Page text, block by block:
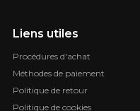
Liens utiles
Procédures d'achat
Méthodes de paiement
Politique de retour
Politique de cookies